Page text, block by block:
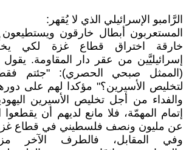
الرَّامبو الإسرائيلي الذي لا يُقهر:
المستعربون أبطال خارقون ويستطيعون
خارقة اختراق قطاع غزة لكي
إسرائيليَّين من عقر دار المقاومة. يقول
(الممثل صبحي الحصري): "جئتم
لتخليص الأسيرين؟" مؤكدا لهم على
والفداء من أجل تخليص الأسيرين
إتمام المهمّة، فلا مانع لديهم أن يقطعوا
عن مليون ونصف فلسطيني في قطاع
وفي المقابل، فالطرف الآخر